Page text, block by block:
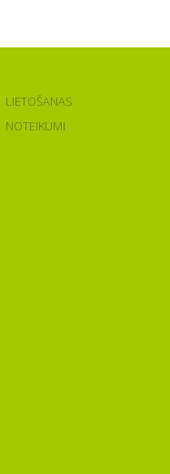
LIETOŠANAS
NOTEIKUMI